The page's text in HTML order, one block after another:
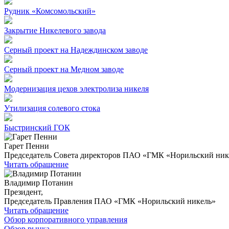
Рудник «Комсомольский»
Закрытие Никелевого завода
Серный проект на Надеждинском заводе
Серный проект на Медном заводе
Модернизация цехов электролиза никеля
Утилизация солевого стока
Быстринский ГОК
Гарет Пенни
Председатель Совета директоров ПАО «ГМК «Норильский
Читать обращение
Владимир Потанин
Президент,
Председатель Правления ПАО «ГМК «Норильский никель»
Читать обращение
Обзор корпоративного управления